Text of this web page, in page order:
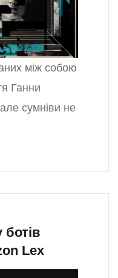
між собою
Ганни
сумніви не
Lex